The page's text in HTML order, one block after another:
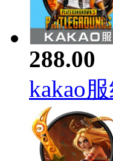
288.00
kakao